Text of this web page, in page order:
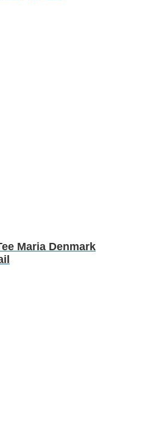
Maria Denmark